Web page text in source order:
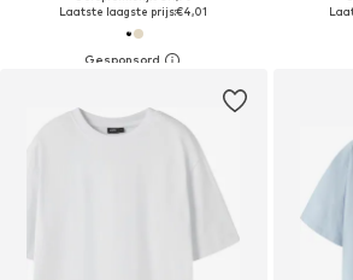
Laatste laagste prijs:€4,01